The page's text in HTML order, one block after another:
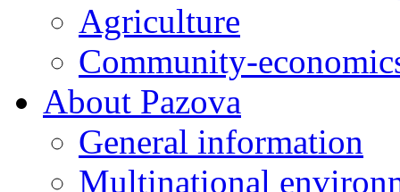
Agriculture
Community-
About Pazova
General information
Multinational